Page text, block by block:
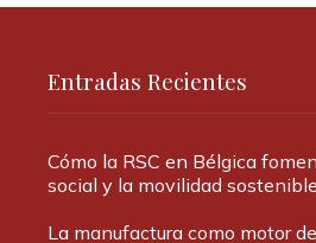
Entradas Recientes
Cómo la RSC en Bélgica
social y la movilidad sostenible
La manufactura como motor